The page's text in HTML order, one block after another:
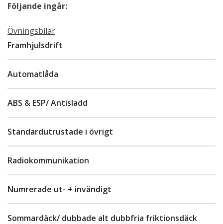
Följande ingår:
Övningsbilar
Framhjulsdrift
Automatlåda
ABS & ESP/ Antisladd
Standardutrustade i övrigt
Radiokommunikation
Numrerade ut- + invändigt
Sommardäck/ dubbade alt dubbfria friktionsdäck